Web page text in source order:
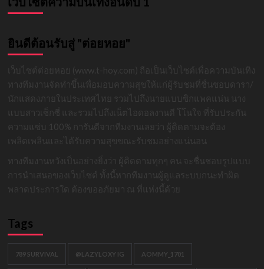
ยินดีต้อนรับสู่ "ต่อยหอย"
เว็บไซต์ต่อยหอย (www.t-hoy.com) ถือเป็นเว็บไซต์เพื่อความบันเทิง
ทางทีมงานจัดทำขึ้นเพื่อมอบความสุขให้แก่ผู้รับชมที่ชื่นชอบดารา/
นักแสดงภายในประเทศไทย รวมไปถึงนายแบบซิกแพคแน่น นาง
แบบสาวเซ็กซี่ และรวมไปถึงเน็ตไอดอลงานดี โโนใจ ที่รับประกัน
ความแซ่บ 100% การันตีจากทีมงานเลยว่า ผู้ติดตามจะต้อง
เพลิดเพลินและได้รับความสุขขณะรับชมอย่างแน่นอน
ทางทีมงานหวังเป็นอย่างยิ่งว่า ผู้ติดตามทุกๆ คน จะชื่นชอบรูปแบบ
การนำเสนอของเว็บไซต์ ทั้งนี้หากทีมงานผู้ดูแลระบบกนะทำผิด
พลาดประการใด ต้องขออภัยมา ณ ที่แห่งนี้ด้วย
Tags
789 SURVIVAL @LAZYLOXY IG AOMMY_1701